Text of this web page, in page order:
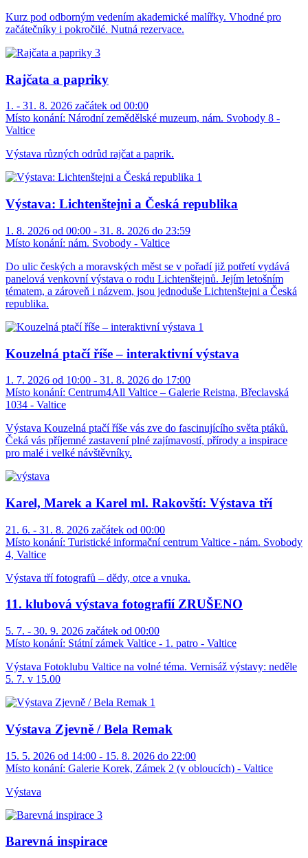
Kurz pod odborným vedením akademické malířky. Vhodné pro
začátečníky i pokročilé. Nutná rezervace.
Rajčata a papriky
1. - 31. 8. 2026 začátek od 00:00
Místo konání: Národní zemědělské muzeum, nám. Svobody 8 -
Valtice
Výstava různých odrůd rajčat a paprik.
Výstava: Lichtenštejni a Česká republika
1. 8. 2026 od 00:00 - 31. 8. 2026 do 23:59
Místo konání: nám. Svobody - Valtice
Do ulic českých a moravských měst se v pořadí již potřetí vydává
panelová venkovní výstava o rodu Lichtenštejnů. Jejím letošním
tématem, a zároveň i názvem, jsou jednoduše Lichtenštejni a Česká
republika.
Kouzelná ptačí říše – interaktivní výstava
1. 7. 2026 od 10:00 - 31. 8. 2026 do 17:00
Místo konání: Centrum4All Valtice – Galerie Reistna, Břeclavská
1034 - Valtice
Výstava Kouzelná ptačí říše vás zve do fascinujícího světa ptáků.
Čeká vás příjemné zastavení plné zajímavostí, přírody a inspirace
pro malé i velké návštěvníky.
Karel, Marek a Karel ml. Rakovští: Výstava tří
21. 6. - 31. 8. 2026 začátek od 00:00
Místo konání: Turistické informační centrum Valtice - nám. Svobody
4, Valtice
Výstava tří fotografů – dědy, otce a vnuka.
11. klubová výstava fotografií ZRUŠENO
5. 7. - 30. 9. 2026 začátek od 00:00
Místo konání: Státní zámek Valtice - 1. patro - Valtice
Výstava Fotoklubu Valtice na volné téma. Vernisáž výstavy: neděle
5. 7. v 15.00
Výstava Zjevně / Bela Remak
15. 5. 2026 od 14:00 - 15. 8. 2026 do 22:00
Místo konání: Galerie Korek, Zámek 2 (v obloucích) - Valtice
Výstava
Barevná inspirace